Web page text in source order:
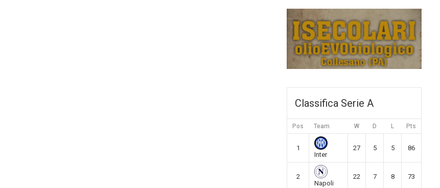
Classifica Serie A
Pos Team W D L Pts
1
Inter
27 5 5 86
2
Napoli
22 7 8 73